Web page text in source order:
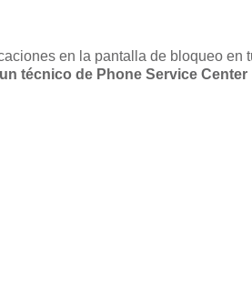
en la pantalla de bloqueo en
técnico de Phone Service Center